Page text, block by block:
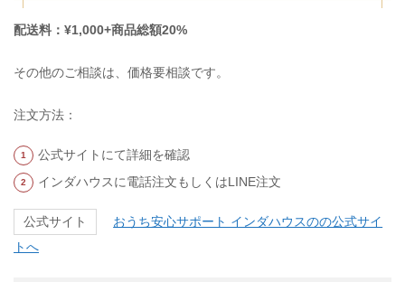
​​配送料：¥1,000+商品総額20%
その他のご相談は、価格要相談です。
注文方法：
公式サイトにて詳細を確認
インダハウスに電話注文もしくはLINE注文
公式サイト
おうち安心サポート インダハウスのの公式サイ
トへ